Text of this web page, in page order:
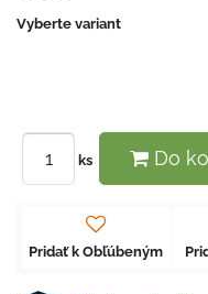
Vyberte variant
ks Do
Pridať k Obľúbeným